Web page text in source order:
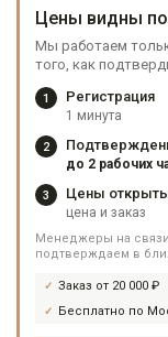
Цены видны
Мы работаем
того, как
1 Регистрация
1 минута
2
до 2 рабочих
3 Цены
цена и заказ
Менеджеры на связи
подтверждаем в
Заказ от 20 000 ₽
Бесплатно по